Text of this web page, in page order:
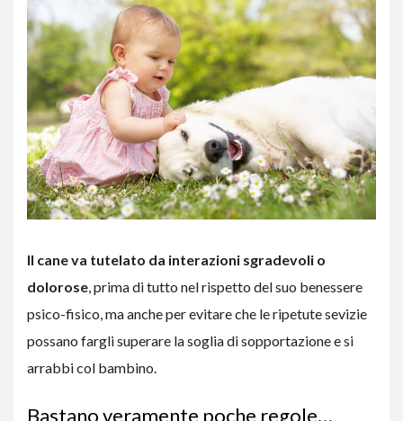
Il cane va tutelato da interazioni sgradevoli o
dolorose , prima di tutto nel rispetto del suo benessere
psico-fisico, ma anche per evitare che le ripetute sevizie
possano fargli superare la soglia di sopportazione e si
arrabbi col bambino.
Bastano veramente poche regole…